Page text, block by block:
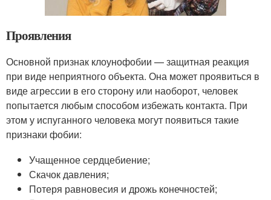
Проявления
Основной признак клоунофобии — защитная реакция
при виде неприятного объекта. Она может проявиться в
виде агрессии в его сторону или наоборот, человек
попытается любым способом избежать контакта. При
этом у испуганного человека могут появиться такие
признаки фобии:
Учащенное сердцебиение;
Скачок давления;
Потеря равновесия и дрожь конечностей;